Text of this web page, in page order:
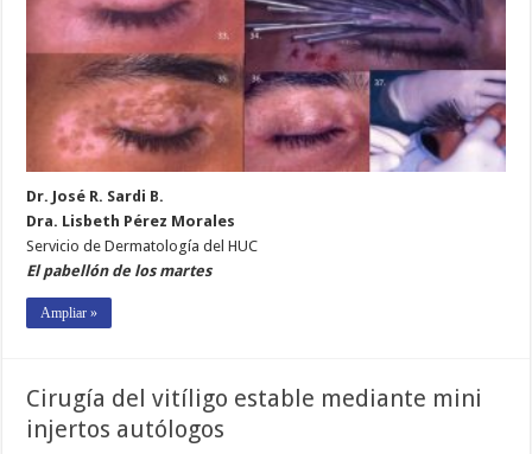
Dr. José R. Sardi B.
Dra. Lisbeth Pérez Morales
Servicio de Dermatología del HUC
El pabellón de los martes
Ampliar »
Cirugía del vitíligo estable mediante mini
injertos autólogos